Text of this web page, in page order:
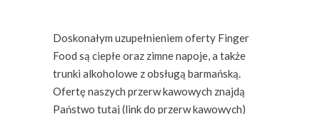
Doskonałym uzupełnieniem oferty Finger
Food są ciepłe oraz zimne napoje, a także
trunki alkoholowe z obsługą barmańską.
Ofertę naszych przerw kawowych znajdą
Państwo tutaj (link do przerw kawowych)